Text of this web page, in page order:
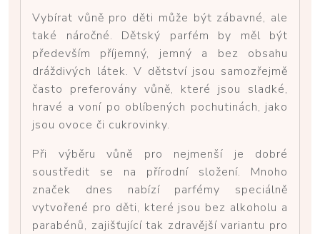
Vybírat vůně pro děti může být zábavné, ale
také náročné. Dětský parfém by měl být
především příjemný, jemný a bez obsahu
dráždivých látek. V dětství jsou samozřejmě
často preferovány vůně, které jsou sladké,
hravé a voní po oblíbených pochutinách, jako
jsou ovoce či cukrovinky.
Při výběru vůně pro nejmenší je dobré
soustředit se na přírodní složení. Mnoho
značek dnes nabízí parfémy speciálně
vytvořené pro děti, které jsou bez alkoholu a
parabénů, zajišťující tak zdravější variantu pro